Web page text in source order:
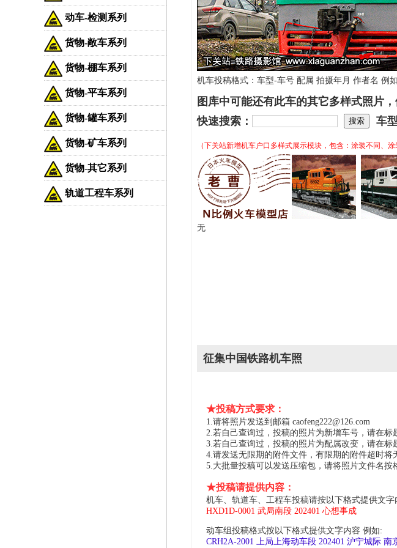
动车-检测系列
货物-敞车系列
货物-棚车系列
货物-平车系列
货物-罐车系列
货物-矿车系列
货物-其它系列
轨道工程车系列
机车投稿格式：车型-车号 配属 拍摄年月 作者名 例
图库中可能还有此车的其它多样式照片
快速搜索：
车
（下关站新增机车户口多样式展示模块，包含：涂装不同、
无
征集中国铁路机车照
★投稿方式要求：
1.请将照片发送到邮箱 caofeng222@126.com
2.若自己查询过，投稿的照片为新增车号，请在标
3.若自己查询过，投稿的照片为配属改变，请在标
4.请发送无限期的附件文件，有限期的附件超时将
5.大批量投稿可以发送压缩包，请将照片文件名按
★投稿请提供内容：
机车、轨道车、工程车投稿请按以下格式提供文字
HXD1D-0001 武局南段 202401 心想事成
动车组投稿格式按以下格式提供文字内容 例如:
CRH2A-2001 上局上海动车段 202401 沪宁城际 南